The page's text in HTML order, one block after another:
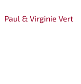
Paul & Virginie Vert